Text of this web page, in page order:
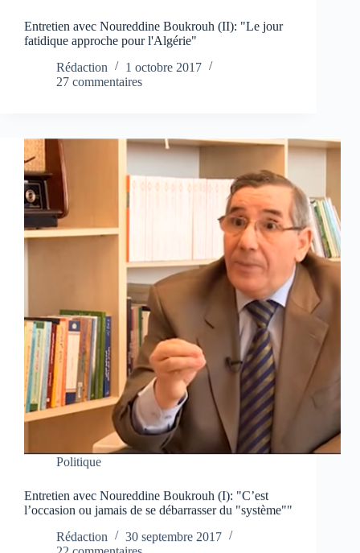
Entretien avec Noureddine Boukrouh (II): "Le jour
fatidique approche pour l'Algérie"
Rédaction
1 octobre 2017
27 commentaires
Politique
Entretien avec Noureddine Boukrouh (I): "C’est
l’occasion ou jamais de se débarrasser du "système""
Rédaction
30 septembre 2017